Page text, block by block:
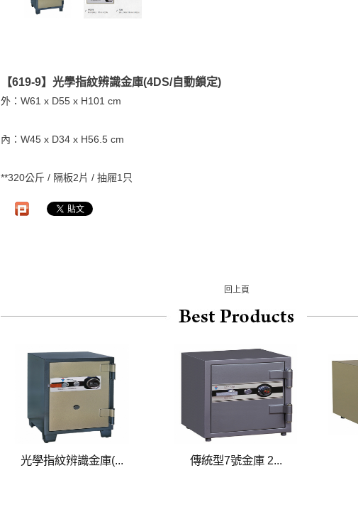
【619-9】光學指紋辨識金庫(4DS/自動鎖定)
外：W61 x D55 x H101 cm
內：W45 x D34 x H56.5 cm
**320公斤 / 隔板2片 / 抽屜1只
回上頁
光學指紋辨識金庫(... 傳統型7號金庫 2...